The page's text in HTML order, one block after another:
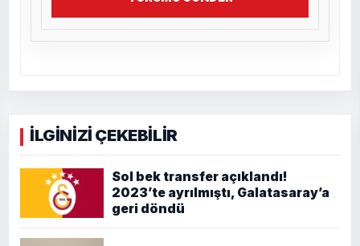
İLGİNİZİ ÇEKEBİLİR
Sol bek transfer açıklandı!
2023’te ayrılmıştı, Galatasaray’a
geri döndü